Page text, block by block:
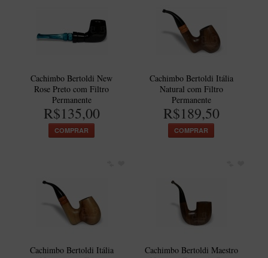
Piccolo
Sextavado
Zuccardi
Callia
Encerado
BB Liso e Rústico
Elite Longo
CACHIMBOS ARTESANAIS DE BRIAR ITALIANO
Cachimbo Bertoldi New
Rose Preto com Filtro
Permanente
R$135,00
COMPRAR
Cachimbo Bertoldi Itália
Natural com Filtro
Permanente
R$189,50
COMPRAR
Cachimbo Bertoldi Itália
Cachimbo Bertoldi Maestro